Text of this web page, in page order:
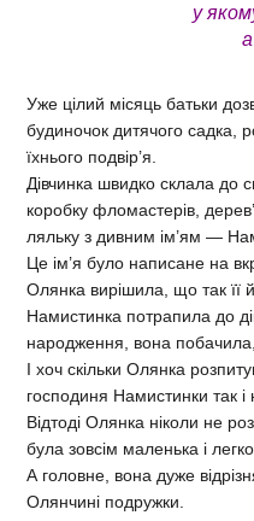
у
Уже цілий місяць батьки
будиночок дитячого
їхнього подвір’я.
Дівчинка швидко склала до
коробку фломастерів,
ляльку з дивним ім’ям —
Це ім’я було написане на
Олянка вирішила, що так її
Намистинка потрапила до
народження, вона
І хоч скільки Олянка
господиня Намистинки так і
Відтоді Олянка ніколи не
була зовсім маленька і
А головне, вона дуже
Олянчині подружки.